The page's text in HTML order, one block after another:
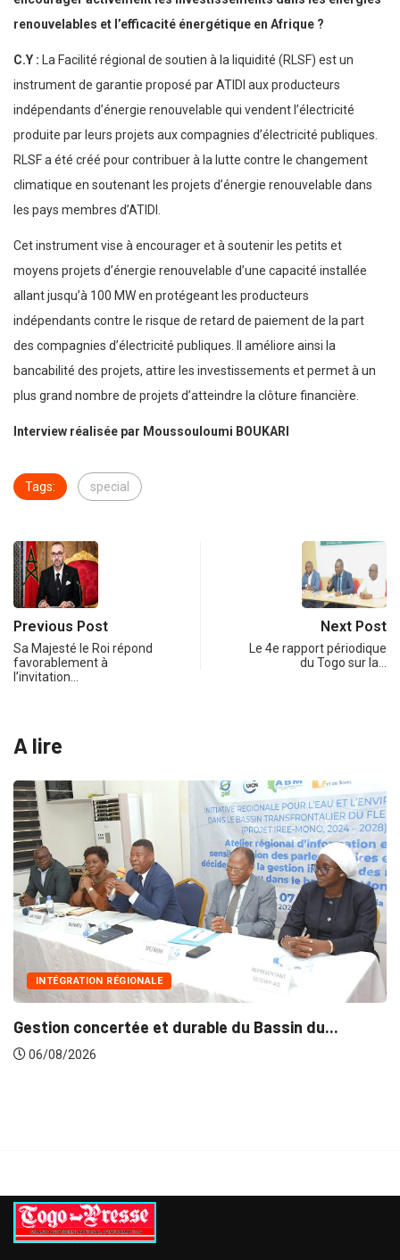
renouvelables et l’efficacité énergétique en Afrique ?
C.Y : La Facilité régional de soutien à la liquidité (RLSF) est un
instrument de garantie proposé par ATIDI aux producteurs
indépendants d’énergie renouvelable qui vendent l’électricité
produite par leurs projets aux compagnies d’électricité publiques.
RLSF a été créé pour contribuer à la lutte contre le changement
climatique en soutenant les projets d’énergie renouvelable dans
les pays membres d’ATIDI.
Cet instrument vise à encourager et à soutenir les petits et
moyens projets d’énergie renouvelable d’une capacité installée
allant jusqu’à 100 MW en protégeant les producteurs
indépendants contre le risque de retard de paiement de la part
des compagnies d’électricité publiques. Il améliore ainsi la
bancabilité des projets, attire les investissements et permet à un
plus grand nombre de projets d’atteindre la clôture financière.
Interview réalisée par Moussouloumi BOUKARI
Tags: special
Previous Post
Sa Majesté le Roi répond
favorablement à
l’invitation…
Next Post
Le 4e rapport périodique
du Togo sur la…
A lire
INTÉGRATION RÉGIONALE
Gestion concertée et durable du Bassin du...
06/08/2026